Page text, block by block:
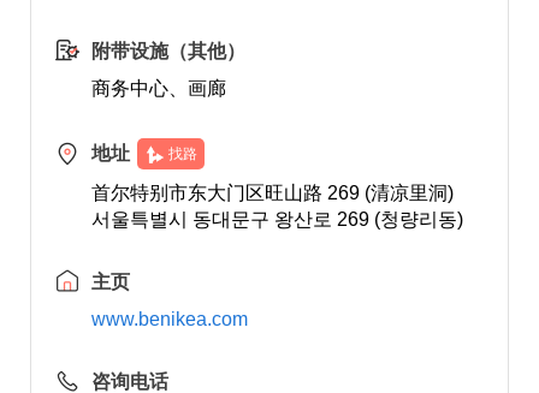
附带设施（其他）
商务中心、画廊
地址 找路
首尔特别市东大门区旺山路 269 (清凉里洞)
서울특별시 동대문구 왕산로 269 (청량리동)
主页
www.benikea.com
咨询电话